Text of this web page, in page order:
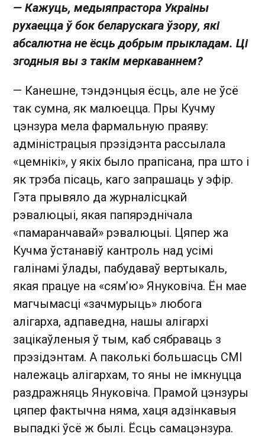
— Кажуць, медыяпрастора Украіны
рухаецца ў бок беларускага ўзору, які
абсалютна не ёсць добрым прыкладам. Ці
згодныя вы з такім меркаваннем?
— Канешне, тэндэнцыя ёсць, але не ўсё
так сумна, як малюецца. Пры Кучму
цэнзура мела фармальную праяву:
адміністрацыя прэзідэнта рассылала
«цемнікі», у якіх было прапісана, пра што і
як трэба пісаць, каго запрашаць у эфір.
Гэта прывяло да журналісцкай
рэвалюцыі, якая папярэднічала
«памаранчавай» рэвалюцыі. Цяпер жа
Кучма ўстанавіў кантроль над усімі
галінамі ўлады, пабудаваў вертыкаль,
якая працуе на «сям’ю» Януковіча. Ён мае
магчымасці «зачмурыць» любога
алігарха, адпаведна, нашы алігархі
зацікаўленыя ў тым, каб сябраваць з
прэзідэнтам. А паколькі большасць СМІ
належаць алігархам, то яны не імкнуцца
раздражняць Януковіча. Прамой цэнзуры
цяпер фактычна няма, хаця адзінкавыя
выпадкі ўсё ж былі. Ёсць самацэнзура.